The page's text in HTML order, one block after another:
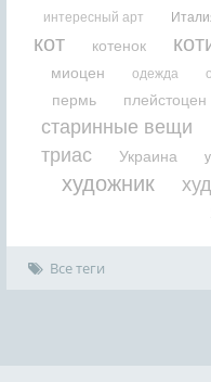
интересный арт
кот котенок
миоцен одежда
пермь плейстоцен
старинные вещи
триас
Украина
художник
Все теги